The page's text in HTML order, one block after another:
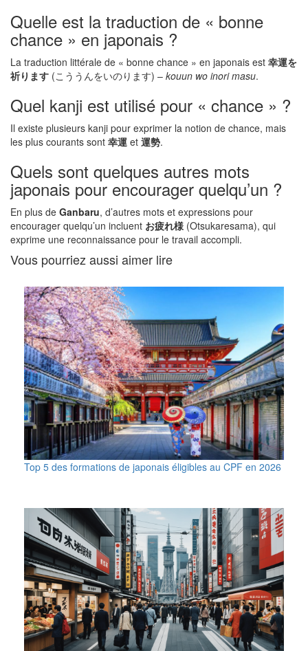
Quelle est la traduction de « bonne
chance » en japonais ?
La traduction littérale de « bonne chance » en japonais est 幸運を
祈ります (こううんをいのります) – kouun wo inori masu.
Quel kanji est utilisé pour « chance » ?
Il existe plusieurs kanji pour exprimer la notion de chance, mais
les plus courants sont 幸運 et 運勢.
Quels sont quelques autres mots
japonais pour encourager quelqu’un ?
En plus de Ganbaru, d’autres mots et expressions pour
encourager quelqu’un incluent お疲れ様 (Otsukaresama), qui
exprime une reconnaissance pour le travail accompli.
Vous pourriez aussi aimer lire
Top 5 des formations de japonais éligibles au CPF en 2026